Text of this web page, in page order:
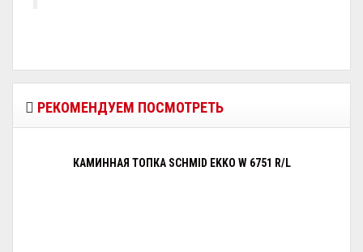
РЕКОМЕНДУЕМ ПОСМОТРЕТЬ
КАМИННАЯ ТОПКА SCHMID EKKO W 6751 R/L